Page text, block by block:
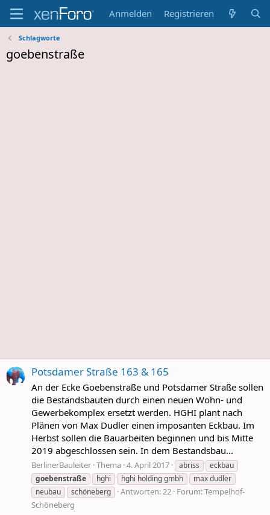
Anmelden Registrieren
Schlagworte
goebenstraße
Potsdamer Straße 163 & 165
An der Ecke Goebenstraße und Potsdamer Straße sollen
die Bestandsbauten durch einen neuen Wohn- und
Gewerbekomplex ersetzt werden. HGHI plant nach
Plänen von Max Dudler einen imposanten Eckbau. Im
Herbst sollen die Bauarbeiten beginnen und bis Mitte
2019 abgeschlossen sein. In dem Bestandsbau...
BerlinerBauleiter Thema 4. April 2017 abriss
eckbau
goebenstraße
hghi hghi holding gmbh
max dudler
neubau
schöneberg Antworten: 22 Forum:Tempelhof-
Schöneberg